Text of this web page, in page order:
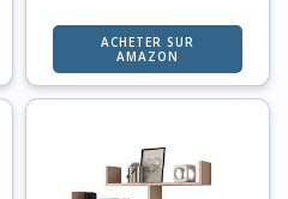
ACHETER SUR
AMAZON